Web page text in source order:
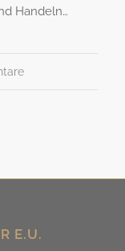
Handeln…
E.U.